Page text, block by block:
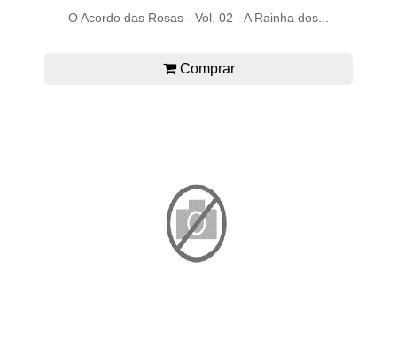
O Acordo das Rosas - Vol. 02 - A Rainha dos...
Comprar